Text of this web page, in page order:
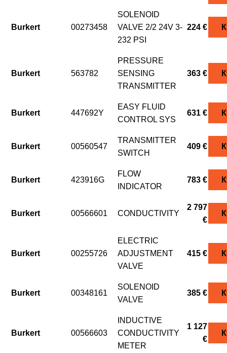
Burkert 00273458
SOLENOID
VALVE 2/2 24V 3-
232 PSI
224 €
Burkert 563782
PRESSURE
SENSING
TRANSMITTER
363 €
Burkert 447692Y
EASY FLUID
CONTROL SYS
631 €
Burkert 00560547
TRANSMITTER
SWITCH
409 €
Burkert 423916G
FLOW
INDICATOR
783 €
Burkert 00566601 CONDUCTIVITY
2 797
€
Burkert 00255726
ELECTRIC
ADJUSTMENT
VALVE
415 €
Burkert 00348161
SOLENOID
VALVE
385 €
Burkert 00566603
INDUCTIVE
CONDUCTIVITY
METER
1 127
€